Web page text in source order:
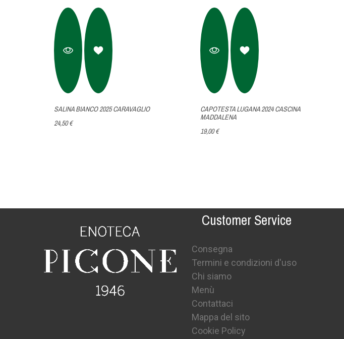
SALINA BIANCO 2025 CARAVAGLIO
24,50 €
CAPOTESTA LUGANA 2024 CASCINA
MADDALENA
19,00 €
Customer Service
Consegna
Termini e condizioni d'uso
Chi siamo
Menù
Contattaci
Mappa del sito
Cookie Policy